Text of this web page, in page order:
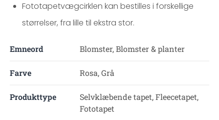
Fototapetvægcirklen kan bestilles i forskellige
størrelser, fra lille til ekstra stor.
Emneord Blomster, Blomster & planter
Farve Rosa, Grå
Produkttype
Selvklæbende tapet, Fleecetapet,
Fototapet